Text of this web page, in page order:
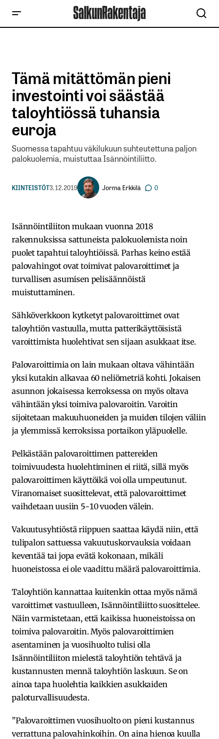
Tämä mitättömän pieni
investointi voi säästää
taloyhtiössä tuhansia
euroja
Suomessa tapahtuu väkilukuun suhteutettuna paljon
palokuolemia, muistuttaa Isännöintiliitto.
KIINTEISTÖT3.12.2019 Jorma Erkkilä 0
Isännöintiliiton mukaan vuonna 2018
rakennuksissa sattuneista palokuolemista noin
puolet tapahtui taloyhtiöissä. Parhas keino estää
palovahingot ovat toimivat palovaroittimet ja
turvallisen asumisen pelisäännöistä
muistuttaminen.
Sähköverkkoon kytketyt palovaroittimet ovat
taloyhtiön vastuulla, mutta patterikäyttöisistä
varoittimista huolehtivat sen sijaan asukkaat itse.
Palovaroittimia on lain mukaan oltava vähintään
yksi kutakin alkavaa 60 neliömetriä kohti. Jokaisen
asunnon jokaisessa kerroksessa on myös oltava
vähintään yksi toimiva palovaroitin. Varoitin
sijoitetaan makuuhuoneiden ja muiden tilojen väliin
ja ylemmissä kerroksissa portaikon yläpuolelle.
Pelkästään palovaroittimen pattereiden
toimivuudesta huolehtiminen ei riitä, sillä myös
palovaroittimen käyttöikä voi olla umpeutunut.
Viranomaiset suosittelevat, että palovaroittimet
vaihdetaan uusiin 5-10 vuoden välein.
Vakuutusyhtiöstä riippuen saattaa käydä niin, että
tulipalon sattuessa vakuutuskorvauksia voidaan
keventää tai jopa evätä kokonaan, mikäli
huoneistossa ei ole vaadittu määrä palovaroittimia.
Taloyhtiön kannattaa kuitenkin ottaa myös nämä
varoittimet vastuulleen, Isännöintiliitto suosittelee.
Näin varmistetaan, että kaikissa huoneistoissa on
toimiva palovaroitin. Myös palovaroittimien
asentaminen ja vuosihuolto tulisi olla
Isännöintiliiton mielestä taloyhtiön tehtävä ja
kustannusten mennä taloyhtiön laskuun. Se on
ainoa tapa huolehtia kaikkien asukkaiden
paloturvallisuudesta.
”Palovaroittimen vuosihuolto on pieni kustannus
verrattuna palovahinkoihin. On aina hienoa kuulla